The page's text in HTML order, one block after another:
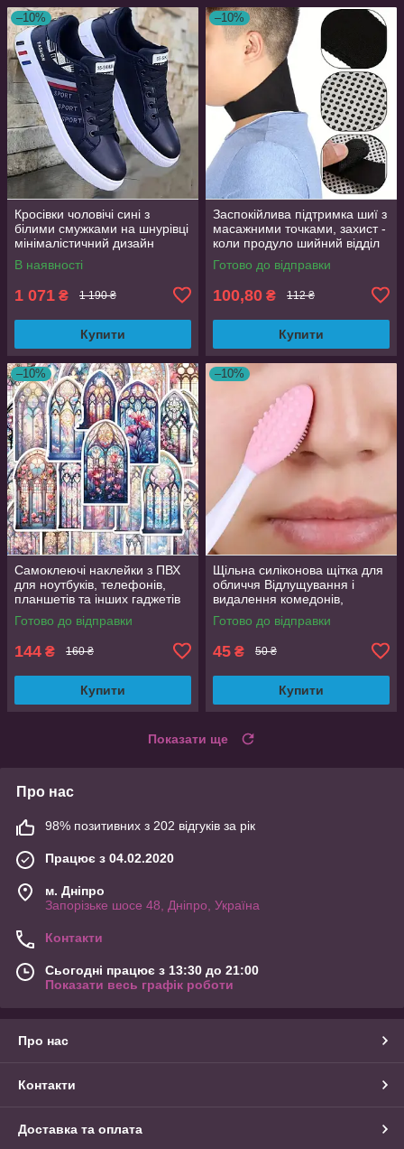
–10%
Кросівки чоловічі сині з
білими смужками на шнурівці
мінімалістичний дизайн
розмір 44 (EU 43.5, стелька
27.5 см)
В наявності
1 071 ₴ 1 190 ₴
Купити
–10%
Заспокійлива підтримка шиї з
масажними точками, захист -
коли продуло шийний відділ
хребта
Готово до відправки
100,80 ₴ 112 ₴
Купити
–10%
Самоклеючі наклейки з ПВХ
для ноутбуків, телефонів,
планшетів та інших гаджетів
50 шт. яскраві дизайни
Готово до відправки
144 ₴ 160 ₴
Купити
–10%
Щільна силіконова щітка для
обличчя Відлущування і
видалення комедонів,
текстурна поверхня
Готово до відправки
45 ₴ 50 ₴
Купити
Показати ще
Про нас
98% позитивних з 202 відгуків за рік
Працює з 04.02.2020
м. Дніпро
Запорізьке шосе 48, Дніпро, Україна
Контакти
Сьогодні працює з 13:30 до 21:00
Показати весь графік роботи
Про нас
Контакти
Доставка та оплата